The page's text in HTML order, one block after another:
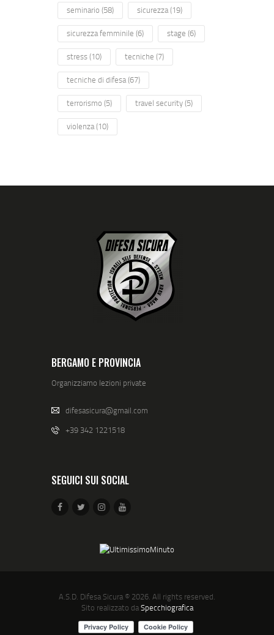
seminario (58) sicurezza(19)
sicurezza femminile (6) stage (6)
stress(10) tecniche (7)
tecniche di difesa(67)
terrorismo (5) travel security(5)
violenza(10)
BERGAMO E PROVINCIA
Organizziamo lezioni private
difesasicura@gmail.com
+39 342 1221518
SEGUICI SUI SOCIAL
A.S.D. Difesa Sicura © 2026. All rights reserved.
Sito realizzato daSpecchiografica